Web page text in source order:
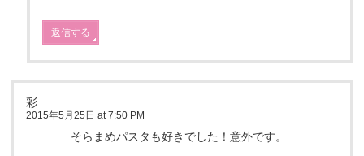
返信する
彩
2015年5月25日 at 7:50 PM
そらまめパスタも好きでした！意外です。